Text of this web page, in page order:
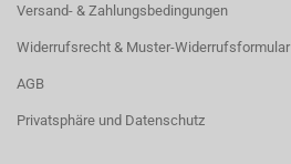
Versand- & Zahlungsbedingungen
Widerrufsrecht & Muster-Widerrufsformular
AGB
Privatsphäre und Datenschutz